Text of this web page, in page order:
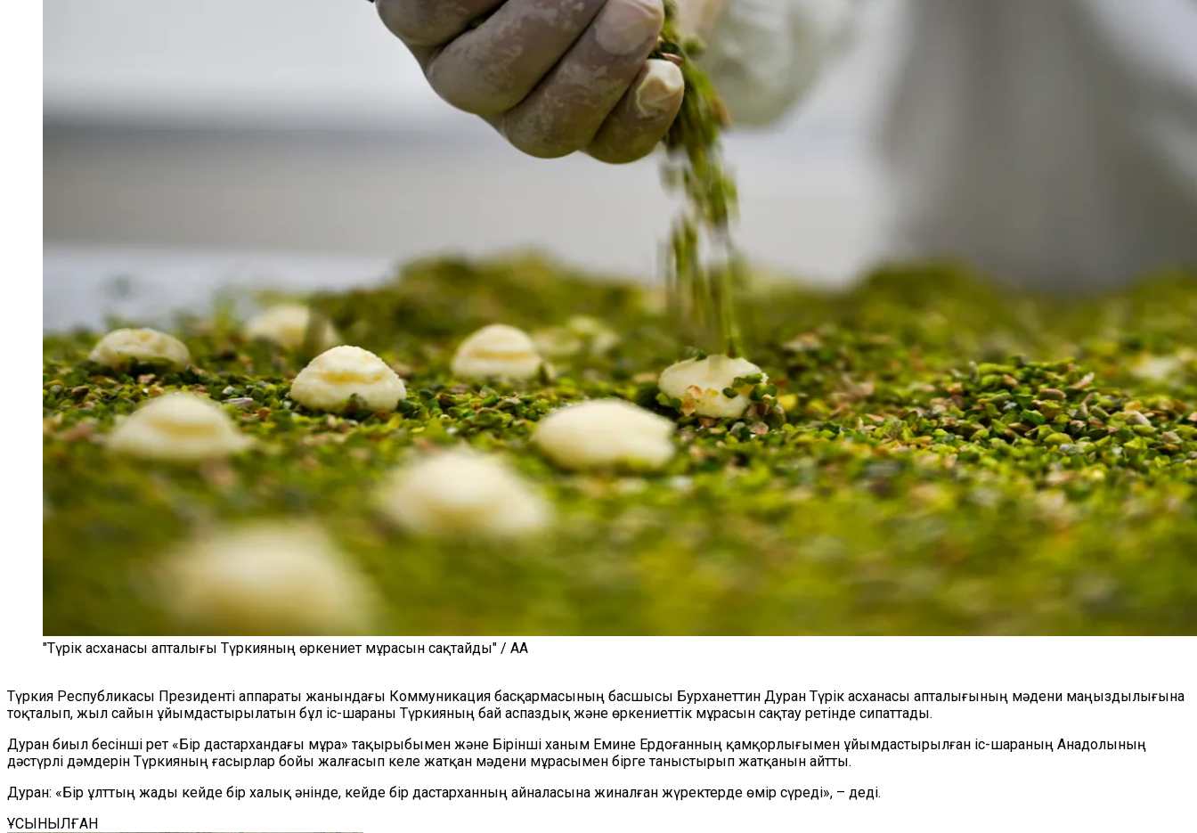
"Түрік асханасы апталығы Түркияның өркениет мұрасын сақтайды" / AA
Түркия Республикасы Президенті аппараты жанындағы Коммуникация басқармасының басшысы Бурханеттин Дуран Түрік асханасы апталығының мәдени маңыздылығына
тоқталып, жыл сайын ұйымдастырылатын бұл іс-шараны Түркияның бай аспаздық және өркениеттік мұрасын сақтау ретінде сипаттады.
Дуран биыл бесінші рет «Бір дастархандағы мұра» тақырыбымен және Бірінші ханым Емине Ердоғанның қамқорлығымен ұйымдастырылған іс-шараның Анадолының
дәстүрлі дәмдерін Түркияның ғасырлар бойы жалғасып келе жатқан мәдени мұрасымен бірге таныстырып жатқанын айтты.
Дуран: «Бір ұлттың жады кейде бір халық әнінде, кейде бір дастарханның айналасына жиналған жүректерде өмір сүреді», – деді.
ҰСЫНЫЛҒАН